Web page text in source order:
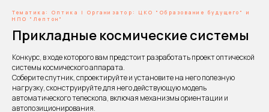
Тематика: Оптика | Организатор: ЦКО "Образование будущего" и
НПО "Лептон"
Прикладные космические системы
Конкурс, в ходе которого вам предстоит разработать проект оптической
системы космического аппарата.
Соберите спутник, спроектируйте и установите на него полезную
нагрузку, сконструируйте для него действующую модель
автоматического телескопа, включая механизмы ориентации и
автопозиционирования.